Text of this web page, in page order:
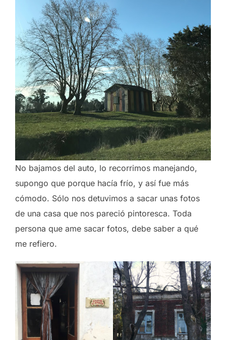
No bajamos del auto, lo recorrimos manejando,
supongo que porque hacía frío, y así fue más
cómodo. Sólo nos detuvimos a sacar unas fotos
de una casa que nos pareció pintoresca. Toda
persona que ame sacar fotos, debe saber a qué
me refiero.